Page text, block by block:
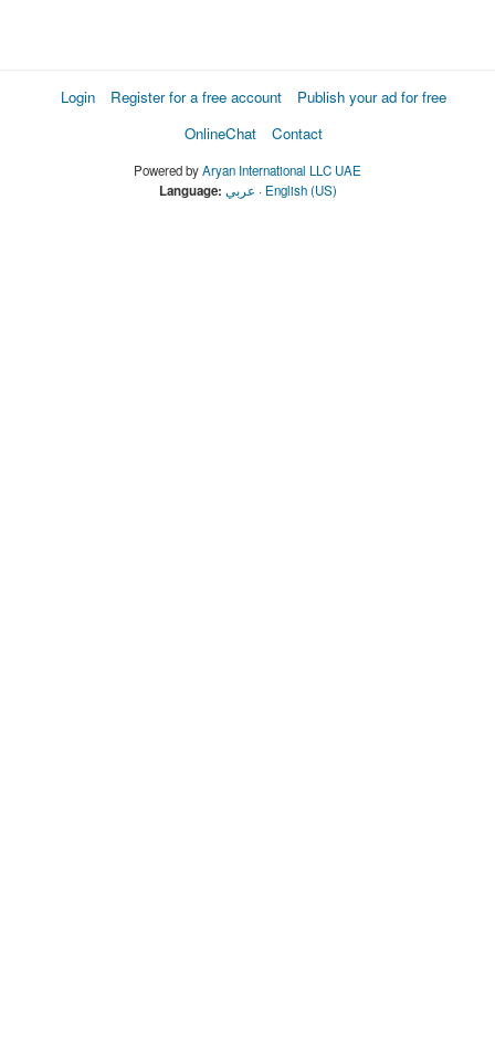
Login Register for a free account
Publish your ad for free
OnlineChat
Contact
Powered byAryan International LLC UAE
Language: عربي · English (US)